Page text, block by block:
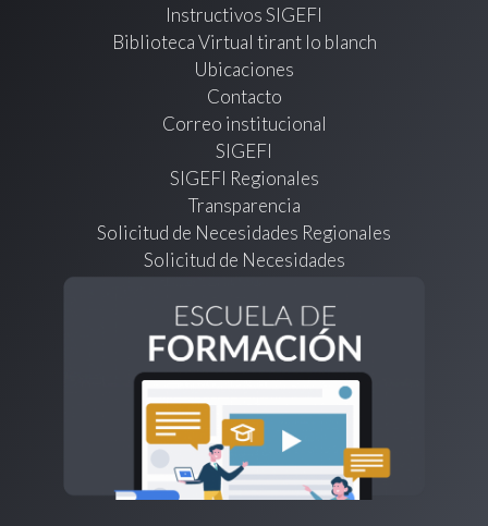
Instructivos SIGEFI
Biblioteca Virtual tirant lo blanch
Ubicaciones
Contacto
Correo institucional
SIGEFI
SIGEFI Regionales
Transparencia
Solicitud de Necesidades Regionales
Solicitud de Necesidades